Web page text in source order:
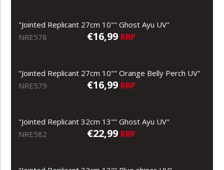
"Jointed Replicant 27cm 10"" Ghost Ayu UV"
NRE578
€16,99 RRP
"Jointed Replicant 27cm 10"" Orange Belly Perch UV"
NRE579
€16,99 RRP
"Jointed Replicant 32cm 13"" Ghost Ayu UV"
NRE582
€22,99 RRP